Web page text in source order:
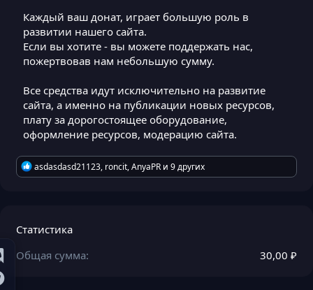
Каждый ваш донат, играет большую роль в
развитии нашего сайта.
Если вы хотите - вы можете поддержать нас,
пожертвовав нам небольшую сумму.
Все средства идут исключительно на развитие
сайта, а именно на публикации новых ресурсов,
плату за дорогостоящее оборудование,
оформление ресурсов, модерацию сайта.
Р
е
и
asdasdasd21123, roncit,AnyaPR и 9 других
Статистика
Общая сумма
30,00 ₽